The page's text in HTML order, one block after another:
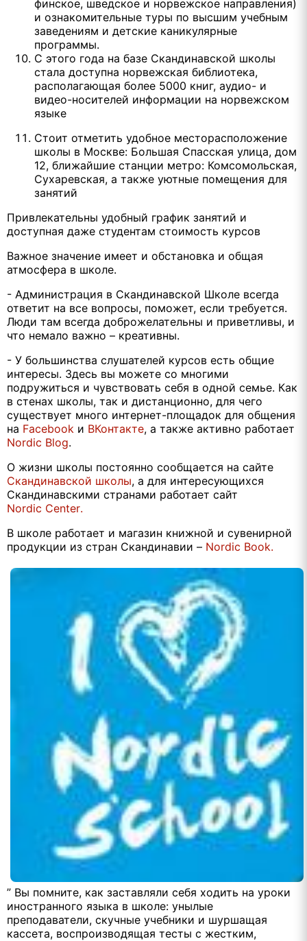
финское, шведское и норвежское направления)
и ознакомительные туры по высшим учебным
заведениям и детские каникулярные
программы.
С этого года на базе Скандинавской школы
стала доступна норвежская библиотека,
располагающая более 5000 книг, аудио- и
видео-носителей информации на норвежском
языке
Стоит отметить удобное месторасположение
школы в Москве: Большая Спасская улица, дом
12, ближайшие станции метро: Комсомольская,
Сухаревская, а также уютные помещения для
занятий
Привлекательны удобный график занятий и
доступная даже студентам стоимость курсов
Важное значение имеет и обстановка и общая
атмосфера в школе.
- Администрация в Скандинавской Школе всегда
ответит на все вопросы, поможет, если требуется.
Люди там всегда доброжелательны и приветливы, и
что немало важно – креативны.
- У большинства слушателей курсов есть общие
интересы. Здесь вы можете со многими
подружиться и чувствовать себя в одной семье. Как
в стенах школы, так и дистанционно, для чего
существует много интернет-площадок для общения
на Facebook и ВКонтакте, а также активно работает
Nordic Blog.
О жизни школы постоянно сообщается на сайте
Скандинавской школы, а для интересующихся
Скандинавскими странами работает сайт
Nordic Center.
В школе работает и магазин книжной и сувенирной
продукции из стран Скандинавии – Nordic Book.
” Вы помните, как заставляли себя ходить на уроки
иностранного языка в школе: унылые
преподаватели, скучные учебники и шуршащая
кассета, воспроизводящая тесты с жестким,